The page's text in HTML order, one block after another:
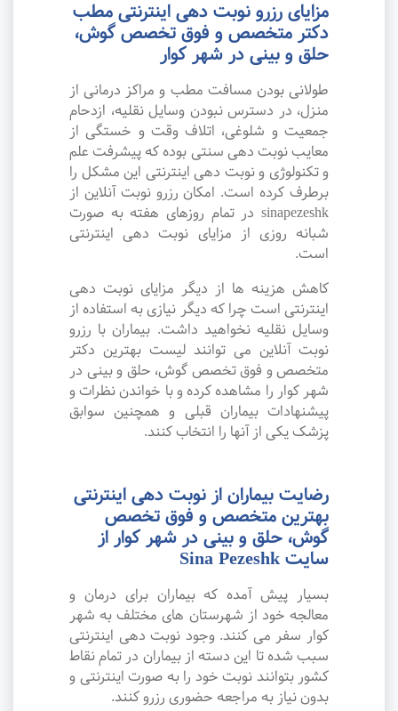
مزایای رزرو نوبت دهی اینترنتی مطب
دکتر متخصص و فوق تخصص گوش،
حلق و بینی در شهر کوار
طولانی بودن مسافت مطب و مراکز درمانی از
منزل، در دسترس نبودن وسایل نقلیه، ازدحام
جمعیت و شلوغی، اتلاف وقت و خستگی از
معایب نوبت دهی سنتی بوده که پیشرفت علم
و تکنولوژی و نوبت دهی اینترنتی این مشکل را
برطرف کرده است. امکان رزرو نوبت آنلاین از
sinapezeshk در تمام روزهای هفته به صورت
شبانه روزی از مزایای نوبت دهی اینترنتی
است.
کاهش هزینه ها از دیگر مزایای نوبت دهی
اینترنتی است چرا که دیگر نیازی به استفاده از
وسایل نقلیه نخواهید داشت. بیماران با رزرو
نوبت آنلاین می توانند لیست بهترین دکتر
متخصص و فوق تخصص گوش، حلق و بینی در
شهر کوار را مشاهده کرده و با خواندن نظرات و
پیشنهادات بیماران قبلی و همچنین سوابق
پزشک یکی از آنها را انتخاب کنند.
رضایت بیماران از نوبت دهی اینترنتی
بهترین متخصص و فوق تخصص
گوش، حلق و بینی در شهر کوار از
سایت Sina Pezeshk
بسیار پیش آمده که بیماران برای درمان و
معالجه خود از شهرستان های مختلف به شهر
کوار سفر می کنند. وجود نوبت دهی اینترنتی
سبب شده تا این دسته از بیماران در تمام نقاط
کشور بتوانند نوبت خود را به صورت اینترنتی و
بدون نیاز به مراجعه حضوری رزرو کنند.